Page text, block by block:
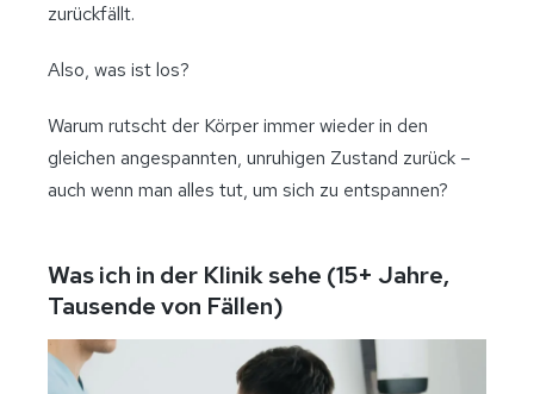
zurückfällt.
Also, was ist los?
Warum rutscht der Körper immer wieder in den
gleichen angespannten, unruhigen Zustand zurück –
auch wenn man alles tut, um sich zu entspannen?
Was ich in der Klinik sehe (15+ Jahre,
Tausende von Fällen)